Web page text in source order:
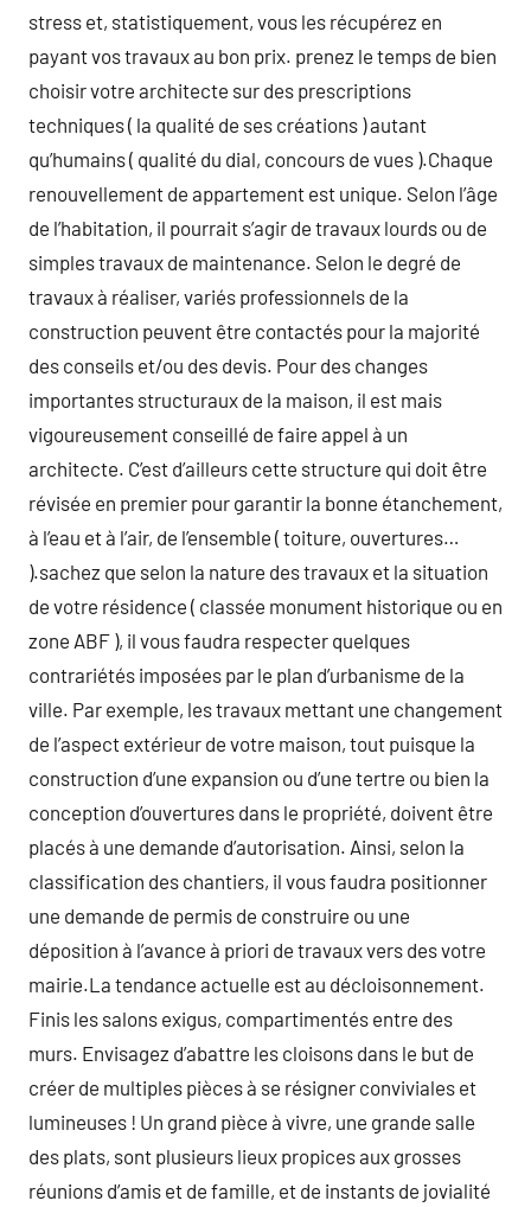
stress et, statistiquement, vous les récupérez en
payant vos travaux au bon prix. prenez le temps de bien
choisir votre architecte sur des prescriptions
techniques ( la qualité de ses créations ) autant
qu’humains ( qualité du dial, concours de vues ).Chaque
renouvellement de appartement est unique. Selon l’âge
de l’habitation, il pourrait s’agir de travaux lourds ou de
simples travaux de maintenance. Selon le degré de
travaux à réaliser, variés professionnels de la
construction peuvent être contactés pour la majorité
des conseils et/ou des devis. Pour des changes
importantes structuraux de la maison, il est mais
vigoureusement conseillé de faire appel à un
architecte. C’est d’ailleurs cette structure qui doit être
révisée en premier pour garantir la bonne étanchement,
à l’eau et à l’air, de l’ensemble ( toiture, ouvertures…
).sachez que selon la nature des travaux et la situation
de votre résidence ( classée monument historique ou en
zone ABF ), il vous faudra respecter quelques
contrariétés imposées par le plan d’urbanisme de la
ville. Par exemple, les travaux mettant une changement
de l’aspect extérieur de votre maison, tout puisque la
construction d’une expansion ou d’une tertre ou bien la
conception d’ouvertures dans le propriété, doivent être
placés à une demande d’autorisation. Ainsi, selon la
classification des chantiers, il vous faudra positionner
une demande de permis de construire ou une
déposition à l’avance à priori de travaux vers des votre
mairie.La tendance actuelle est au décloisonnement.
Finis les salons exigus, compartimentés entre des
murs. Envisagez d’abattre les cloisons dans le but de
créer de multiples pièces à se résigner conviviales et
lumineuses ! Un grand pièce à vivre, une grande salle
des plats, sont plusieurs lieux propices aux grosses
réunions d’amis et de famille, et de instants de jovialité